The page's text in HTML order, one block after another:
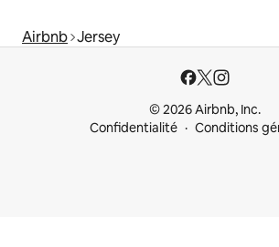
Airbnb Jersey
© 2026 Airbnb, Inc.
Confidentialité
Conditions